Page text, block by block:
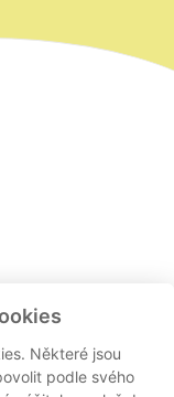
Některé jsou
podle svého